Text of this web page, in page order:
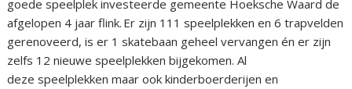
goede speelplek investeerde gemeente Hoeksche Waard de
afgelopen 4 jaar flink. Er zijn 111 speelplekken en 6 trapvelden
gerenoveerd, is er 1 skatebaan geheel vervangen én er zijn
zelfs 12 nieuwe speelplekken bijgekomen. Al
deze speelplekken maar ook kinderboerderijen en